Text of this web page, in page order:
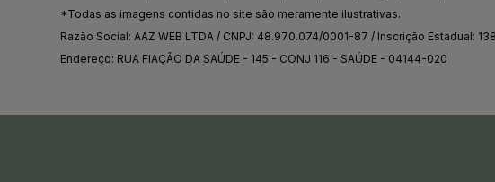
*Todas as imagens contidas no site são meramente ilustrativas.
Razão Social: AAZ WEB LTDA / CNPJ: 48.970.074/0001-87 / Inscrição Estadual:
Endereço: RUA FIAÇÃO DA SAÚDE - 145 - CONJ 116 - SAÚDE - 04144-020